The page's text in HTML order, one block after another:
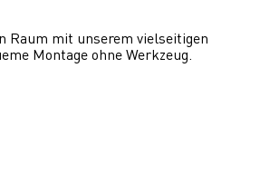
Raum mit unserem vielseitigen
Montage ohne Werkzeug.